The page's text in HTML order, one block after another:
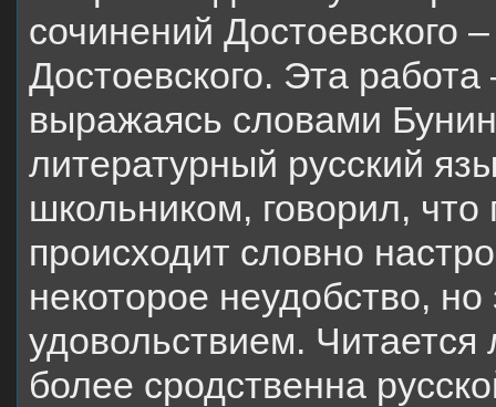
сочинений Достоевского
Достоевского. Эта
выражаясь словами
литературный русский
школьником, говорил,
происходит словно
некоторое неудобство,
удовольствием.
более сродственна